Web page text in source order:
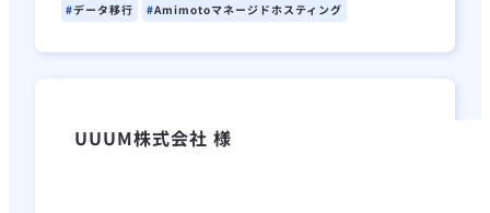
データ移行 Amimotoマネージドホスティング
UUUM株式会社 様